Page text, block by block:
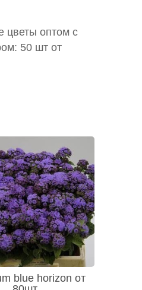
цветы оптом с
50 шт от
blue horizon от